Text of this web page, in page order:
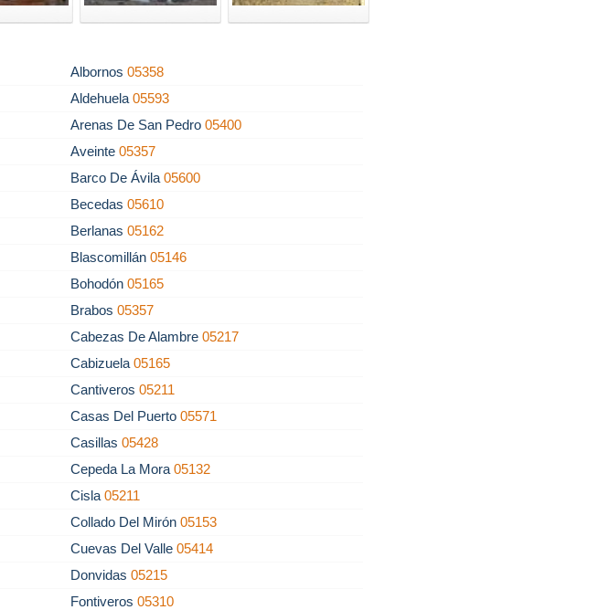
Albornos05358
Aldehuela05593
Arenas De San Pedro05400
Aveinte05357
Barco De Ávila05600
Becedas05610
Berlanas05162
Blascomillán05146
Bohodón05165
Brabos05357
Cabezas De Alambre05217
Cabizuela05165
Cantiveros05211
Casas Del Puerto05571
Casillas05428
Cepeda La Mora05132
Cisla05211
Collado Del Mirón05153
Cuevas Del Valle05414
Donvidas05215
Fontiveros05310